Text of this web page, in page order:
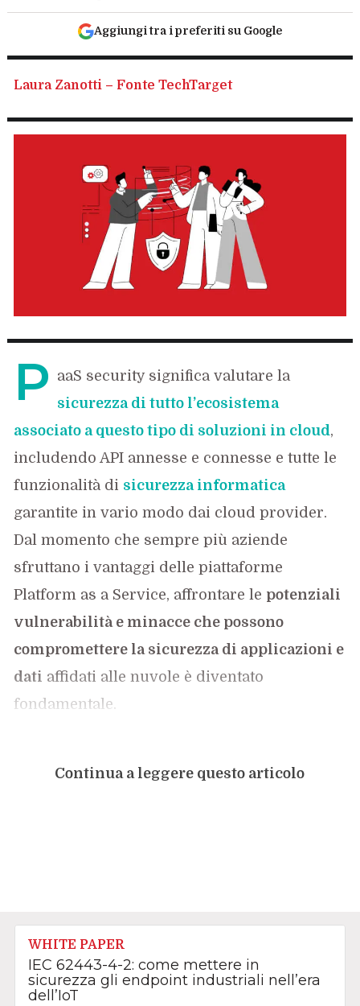
Aggiungi tra i preferiti su Google
Laura Zanotti – Fonte TechTarget
P aaS security significa valutare la
sicurezza di tutto l’ecosistema
associato a questo tipo di soluzioni in cloud,
includendo API annesse e connesse e tutte le
funzionalità di sicurezza informatica
garantite in vario modo dai cloud provider.
Dal momento che sempre più aziende
sfruttano i vantaggi delle piattaforme
Platform as a Service, affrontare le potenziali
vulnerabilità e minacce che possono
compromettere la sicurezza di applicazioni e
dati affidati alle nuvole è diventato
fondamentale.
Continua a leggere questo articolo
WHITE PAPER
IEC 62443-4-2: come mettere in
sicurezza gli endpoint industriali nell’era
dell’IoT